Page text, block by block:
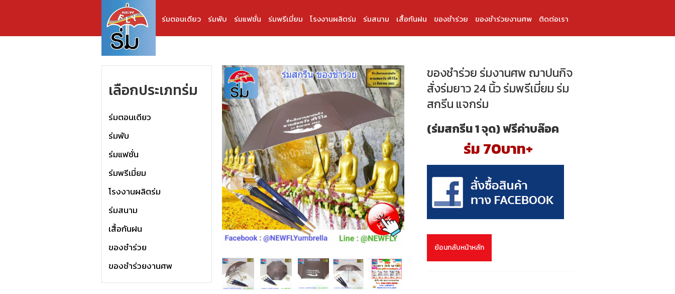
ร่มตอนเดียว ร่มพับ ร่มแฟชั่น ร่มพรีเมี่ยม โรงงานผลิตร่ม ร่มสนาม เสื้อกันฝน ของชำร่วย ของชำร่วยงานศพ ติดต่อเรา
เลือกประเภทร่ม
ร่มตอนเดียว
ร่มพับ
ร่มแฟชั่น
ร่มพรีเมี่ยม
โรงงานผลิตร่ม
ร่มสนาม
เสื้อกันฝน
ของชำร่วย
ของชำร่วยงานศพ
ของชำร่วย ร่มงานศพ ฌาปนกิจ
สั่งร่มยาว 24 นิ้ว ร่มพรีเมี่ยม ร่ม
สกรีน แจกร่ม
(ร่มสกรีน 1 จุด) ฟรีค่าบล๊อค
ร่ม 70บาท+
ย้อนกลับหน้าหลัก